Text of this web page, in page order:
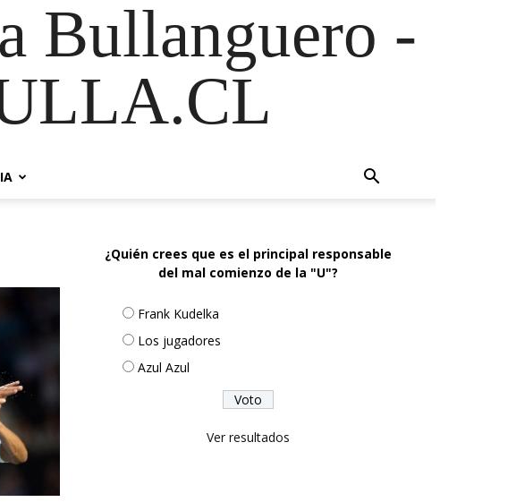
Bullanguero -
¿Quién crees que es el principal responsable
del mal comienzo de la "U"?
Frank Kudelka
Los jugadores
Azul Azul
Ver resultados